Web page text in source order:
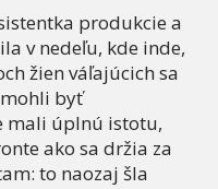
produkcie a
v nedeľu, kde inde,
žien váľajúcich sa
byť
mali úplnú istotu,
ako sa držia za
to naozaj šla